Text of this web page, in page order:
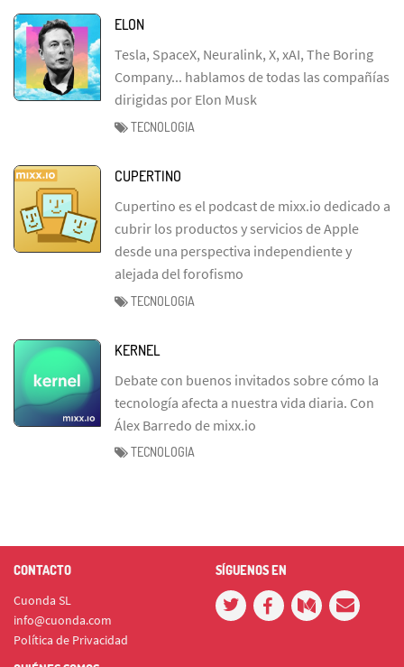
ELON
Tesla, SpaceX, Neuralink, X, xAI, The Boring
Company... hablamos de todas las compañías
dirigidas por Elon Musk
TECNOLOGIA
CUPERTINO
Cupertino es el podcast de mixx.io dedicado a
cubrir los productos y servicios de Apple
desde una perspectiva independiente y
alejada del forofismo
TECNOLOGIA
KERNEL
Debate con buenos invitados sobre cómo la
tecnología afecta a nuestra vida diaria. Con
Álex Barredo de mixx.io
TECNOLOGIA
CONTACTO
Cuonda SL
info@cuonda.com
Política de Privacidad
SÍGUENOS EN